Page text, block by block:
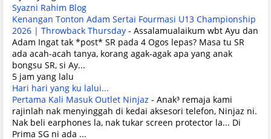
Syazni Rahim Blog
Kenangan Tonton Adam Sertai Fourmasi U13 Championship
2026 | Throwback Thursday - Assalamualaikum wbt Ayu dan
Adam Ingat tak *post* SR pada 4 Ogos lepas? Masa tu SR
ada acah-acah tanya, korang agak-agak apa yang anak
bongsu SR, si Ay...
5 jam yang lalu
Hari hari yang ku lalui...
Pertama Kali Masuk Outlet Ninjaz - Anak³ remaja kami
rajinlah nak menyinggah di kedai aksesori telefon, Ninjaz ni.
Nak beli earphones la, nak tukar screen protector la... Di
Prima SG ni ada ...